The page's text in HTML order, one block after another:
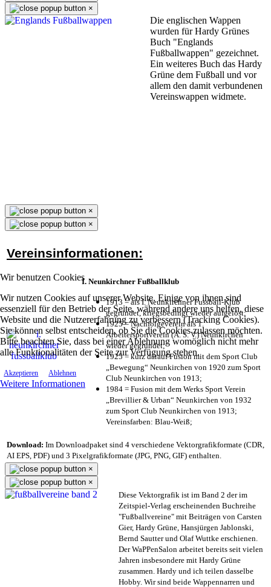
Wir benutzen Cookies
Wir nutzen Cookies auf unserer Website. Einige von ihnen sind
essenziell für den Betrieb der Seite, während andere uns helfen, diese
Website und die Nutzererfahrung zu verbessern (Tracking Cookies).
Sie können selbst entscheiden, ob Sie die Cookies zulassen möchten.
Bitte beachten Sie, dass bei einer Ablehnung womöglich nicht mehr
alle Funktionalitäten der Seite zur Verfügung stehen.
Akzeptieren Ablehnen
Weitere Informationen
×
Die englischen Wappen
wurden für Hardy Grünes
Buch "Englands
Fußballwappen" gezeichnet.
Ein weiteres Buch das Hardy
Grüne dem Fußball und vor
allem den damit verbundenen
Vereinswappen widmete.
×
×
Vereinsinformationen:
I. Neunkirchner Fußballklub
1913 = als I. Neunkirchner Fussball-Klub
gegründet, kriegsbedingt wieder aufgelöst;
1925 = Nachfolgeverein als 1.
Arbeitersportverein (A. S. V.) Neunkirchen
wieder gegründet;
1925 = kurz darauf Fusion mit dem Sport Club
„Bewegung“ Neunkirchen von 1920 zum Sport
Club Neunkirchen von 1913;
1984 = Fusion mit dem Werks Sport Verein
„Brevillier & Urban“ Neunkirchen von 1932
zum Sport Club Neunkirchen von 1913;
Vereinsfarben: Blau-Weiß;
Download: Im Downloadpaket sind 4 verschiedene Vektorgrafikformate (CDR,
AI EPS, PDF) und 3 Pixelgrafikformate (JPG, PNG, GIF) enthalten.
×
×
Diese Vektorgrafik ist im Band 2 der im
Zeitspiel-Verlag erscheinenden Buchreihe
"Fußballvereine" mit Beiträgen von Carsten
Gier, Hardy Grüne, Hansjürgen Jablonski,
Bernd Sautter und Olaf Wuttke erschienen.
Der WaPPenSalon arbeitet bereits seit vielen
Jahren insbesondere mit Hardy Grüne
zusammen. Hardy und ich teilen dasselbe
Hobby. Wir sind beide Wappennarren und